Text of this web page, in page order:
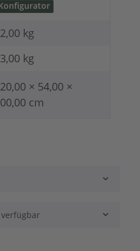
kg
kg
× 54,00 ×
cm